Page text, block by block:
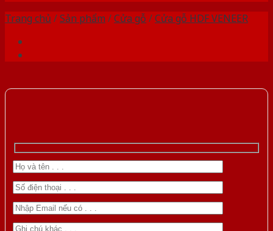
Trang chủ /Sản phẩm /Cửa gỗ /Cửa gỗ HDF VENEER